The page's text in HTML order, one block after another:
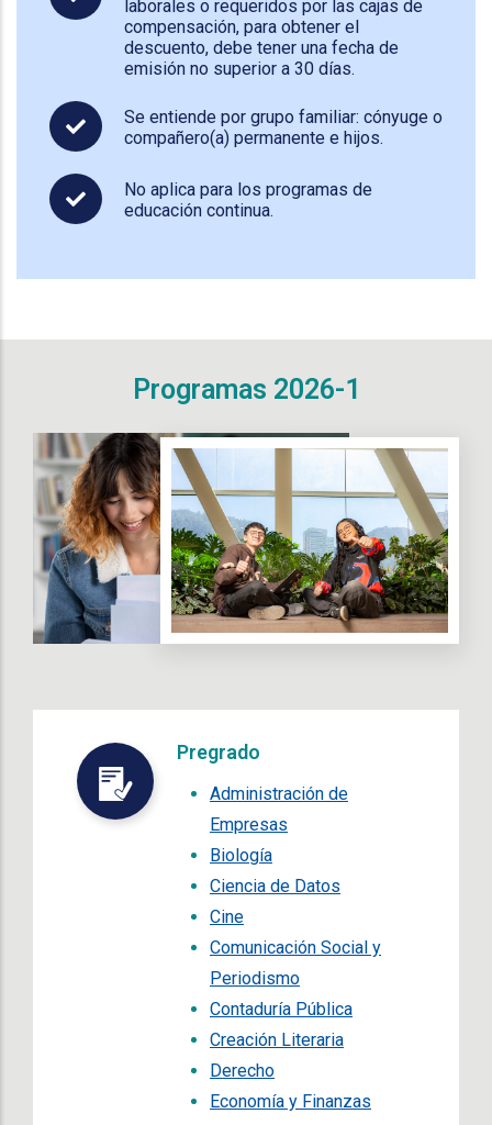
laborales o requeridos por las cajas de
compensación, para obtener el
descuento, debe tener una fecha de
emisión no superior a 30 días.
Se entiende por grupo familiar: cónyuge o
compañero(a) permanente e hijos.
No aplica para los programas de
educación continua.
Programas 2026-1
Pregrado
Administración de
Empresas
Biología
Ciencia de Datos
Cine
Comunicación Social y
Periodismo
Contaduría Pública
Creación Literaria
Derecho
Economía y Finanzas